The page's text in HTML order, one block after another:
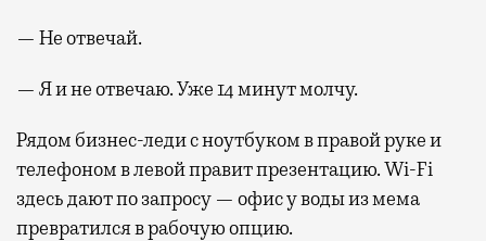
— Не отвечай.
— Я и не отвечаю. Уже 14 минут молчу.
Рядом бизнес-леди с ноутбуком в правой руке и
телефоном в левой правит презентацию. Wi-Fi
здесь дают по запросу — офис у воды из мема
превратился в рабочую опцию.